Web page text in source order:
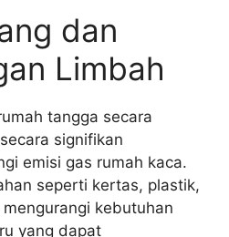
dan
Limbah
tangga secara
signifikan
emisi gas rumah kaca.
seperti kertas, plastik,
kebutuhan
yang dapat